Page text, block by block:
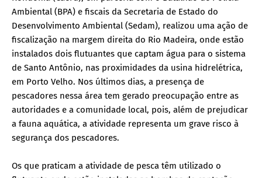
Ambiental (BPA) e fiscais da Secretaria de Estado do
Desenvolvimento Ambiental (Sedam), realizou uma ação de
fiscalização na margem direita do Rio Madeira, onde estão
instalados dois flutuantes que captam água para o sistema
de Santo Antônio, nas proximidades da usina hidrelétrica,
em Porto Velho. Nos últimos dias, a presença de
pescadores nessa área tem gerado preocupação entre as
autoridades e a comunidade local, pois, além de prejudicar
a fauna aquática, a atividade representa um grave risco à
segurança dos pescadores.
Os que praticam a atividade de pesca têm utilizado o